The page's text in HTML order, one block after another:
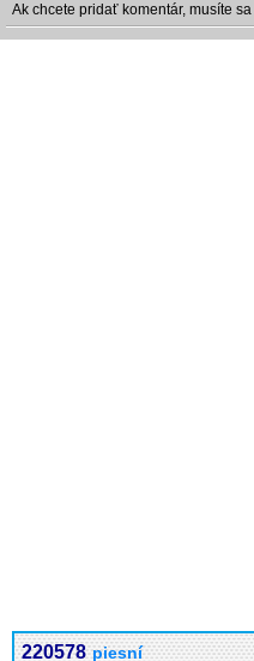
Ak chcete pridať komentár, musíte sa
220578 piesní